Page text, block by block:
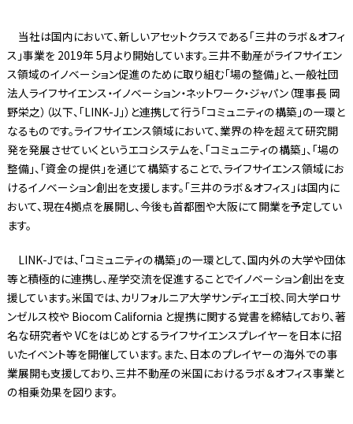
当社は国内において、新しいアセットクラスである「三井のラボ＆オフィ
ス」事業を 2019年 5月より開始しています。三井不動産がライフサイエン
ス領域のイノベーション促進のために取り組む「場の整備」と、一般社団
法人ライフサイエンス・イノベーション・ネットワーク・ジャパン（理事長 岡
野栄之）（以下、「LINK-J」）と連携して行う「コミュニティの構築」の一環と
なるものです。ライフサイエンス領域において、業界の枠を超えて研究開
発を発展させていくというエコシステムを、「コミュニティの構築」、「場の
整備」、「資金の提供」を通じて構築することで、ライフサイエンス領域にお
けるイノベーション創出を支援します。「三井のラボ＆オフィス」は国内に
おいて、現在4拠点を展開し、今後も首都圏や大阪にて開業を予定してい
ます。
LINK-Jでは、「コミュニティの構築」の一環として、国内外の大学や団体
等と積極的に連携し、産学交流を促進することでイノベーション創出を支
援しています。米国では、カリフォルニア大学サンディエゴ校、同大学ロサ
ンゼルス校や Biocom California と提携に関する覚書を締結しており、著
名な研究者や VCをはじめとするライフサイエンスプレイヤーを日本に招
いたイベント等を開催しています。また、日本のプレイヤーの海外での事
業展開も支援しており、三井不動産の米国におけるラボ＆オフィス事業と
の相乗効果を図ります。